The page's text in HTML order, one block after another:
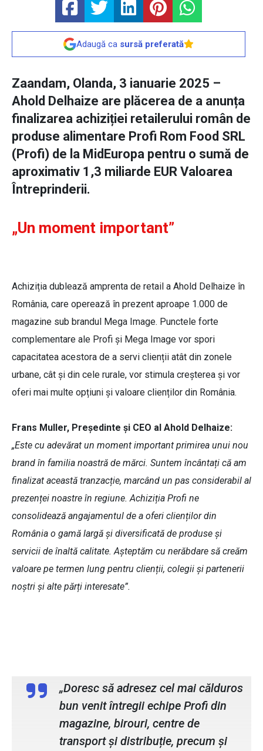
Adaugă ca sursă preferată
Zaandam, Olanda, 3 ianuarie 2025 –
Ahold Delhaize are plăcerea de a anunța
finalizarea achiziției retailerului român de
produse alimentare Profi Rom Food SRL
(Profi) de la MidEuropa pentru o sumă de
aproximativ 1,3 miliarde EUR Valoarea
Întreprinderii.
„Un moment important”
Achiziția dublează amprenta de retail a Ahold Delhaize în
România, care operează în prezent aproape 1.000 de
magazine sub brandul Mega Image. Punctele forte
complementare ale Profi și Mega Image vor spori
capacitatea acestora de a servi clienții atât din zonele
urbane, cât și din cele rurale, vor stimula creșterea și vor
oferi mai multe opțiuni și valoare clienților din România.
Frans Muller, Președinte și CEO al Ahold Delhaize:
„Este cu adevărat un moment important primirea unui nou
brand în familia noastră de mărci. Suntem încântați că am
finalizat această tranzacție, marcând un pas considerabil al
prezenței noastre în regiune. Achiziția Profi ne
consolidează angajamentul de a oferi clienților din
România o gamă largă și diversificată de produse și
servicii de înaltă calitate. Așteptăm cu nerăbdare să creăm
valoare pe termen lung pentru clienții, colegii și partenerii
noștri și alte părți interesate”.
„Doresc să adresez cel mai călduros
bun venit întregii echipe Profi din
magazine, birouri, centre de
transport și distribuție, precum și